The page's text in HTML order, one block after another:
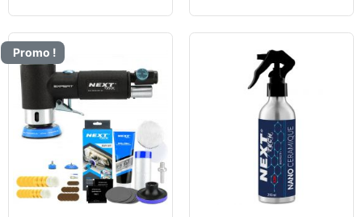
Promo !